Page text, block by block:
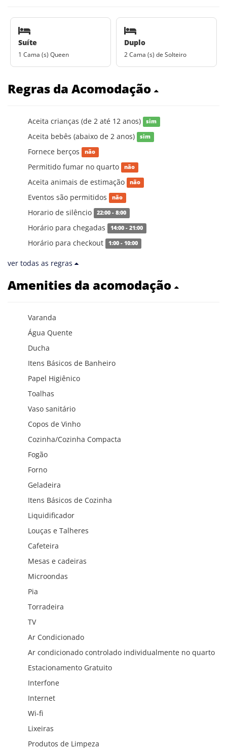
Suíte
1 Cama (s) Queen
Duplo
2 Cama (s) de Solteiro
Regras da Acomodação
Aceita crianças (de 2 até 12 anos) sim
Aceita bebês (abaixo de 2 anos) sim
Fornece berços não
Permitido fumar no quarto não
Aceita animais de estimação não
Eventos são permitidos não
Horario de silêncio 22:00 - 8:00
Horário para chegadas 14:00 - 21:00
Horário para checkout 1:00 - 10:00
ver todas as regras
Amenities da acomodação
Varanda
Água Quente
Ducha
Itens Básicos de Banheiro
Papel Higiênico
Toalhas
Vaso sanitário
Copos de Vinho
Cozinha/Cozinha Compacta
Fogão
Forno
Geladeira
Itens Básicos de Cozinha
Liquidificador
Louças e Talheres
Cafeteira
Mesas e cadeiras
Microondas
Pia
Torradeira
TV
Ar Condicionado
Ar condicionado controlado individualmente no quarto
Estacionamento Gratuito
Interfone
Internet
Wi-fi
Lixeiras
Produtos de Limpeza